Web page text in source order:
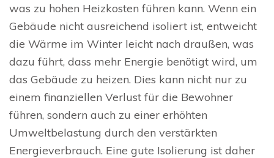
was zu hohen Heizkosten führen kann. Wenn ein
Gebäude nicht ausreichend isoliert ist, entweicht
die Wärme im Winter leicht nach draußen, was
dazu führt, dass mehr Energie benötigt wird, um
das Gebäude zu heizen. Dies kann nicht nur zu
einem finanziellen Verlust für die Bewohner
führen, sondern auch zu einer erhöhten
Umweltbelastung durch den verstärkten
Energieverbrauch. Eine gute Isolierung ist daher